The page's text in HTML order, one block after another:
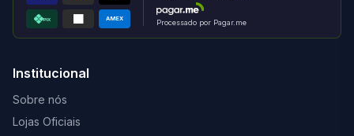
PIX AMEX Processado por Pagar.me
Institucional
Sobre nós
Lojas Oficiais